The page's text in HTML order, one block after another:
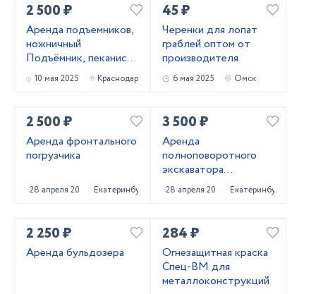
2 500 ₽
Аренда подъемников,
ножничный
Подъёмник, пеканиска
в аренду
10 мая 2025 Краснодар
45 ₽
Черенки для лопат
граблей оптом от
производителя
6 мая 2025 Омск
2 500 ₽
Аренда фронтального
погрузчика
28 апреля 2025 Екатеринбург
3 500 ₽
Аренда
полноповоротного
экскаватора
погрузчика
28 апреля 2025 Екатеринбург
2 250 ₽
Аренда бульдозера
284 ₽
Огнезащитная краска
Спец-ВМ для
металлоконструкций